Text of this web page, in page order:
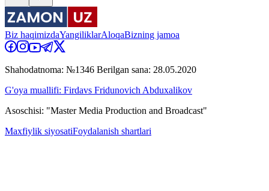
Biz haqimizdaYangiliklarAloqaBizning jamoa
Shahodatnoma: №1346 Berilgan sana: 28.05.2020
G'oya muallifi: Firdavs Fridunovich Abduxalikov
Asoschisi: "Master Media Production and Broadcast"
Maxfiylik siyosatiFoydalanish shartlari